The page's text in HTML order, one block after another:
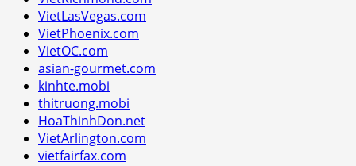
VietLasVegas.com
VietPhoenix.com
VietOC.com
asian-gourmet.com
kinhte.mobi
thitruong.mobi
HoaThinhDon.net
VietArlington.com
vietfairfax.com